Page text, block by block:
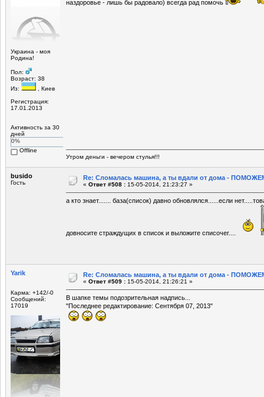
Украина - моя
Родина!
Пол:
Возраст: 38
Из:
, Киев
Регистрация:
17.01.2013
Активность за 30
дней
0%
Offline
наздоровье - лишь бы радовало) всегда рад помочь
Утром деньги - вечером стулья!!!
busido
Гость
Re: Сломалась машина, а ты вдали от дома -
« Ответ #508 : 15-05-2014, 21:23:27 »
а кто знает....... база(список) давно обновлялся......если
довносите страждущих в список и выложите списочег....
Yarik
Карма: +142/-0
Сообщений:
17019
Re: Сломалась машина, а ты вдали от дома -
« Ответ #509 : 15-05-2014, 21:26:21 »
В шапке темы подозрительная надпись...
"Последнее редактирование: Сентября 07, 2013"